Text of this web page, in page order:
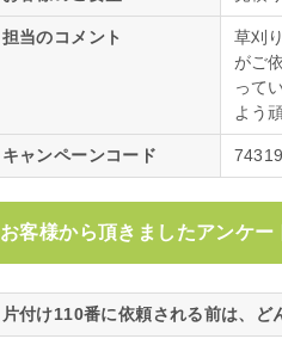
担当のコメント
草刈
がご
って
よう
キャンペーンコード
お客様から頂きましたアンケー
片付け110番に依頼される前は、ど